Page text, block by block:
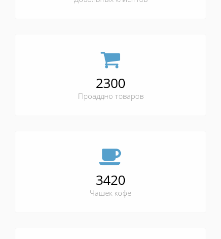
2300
Проаддно товаров
3420
Чашек кофе